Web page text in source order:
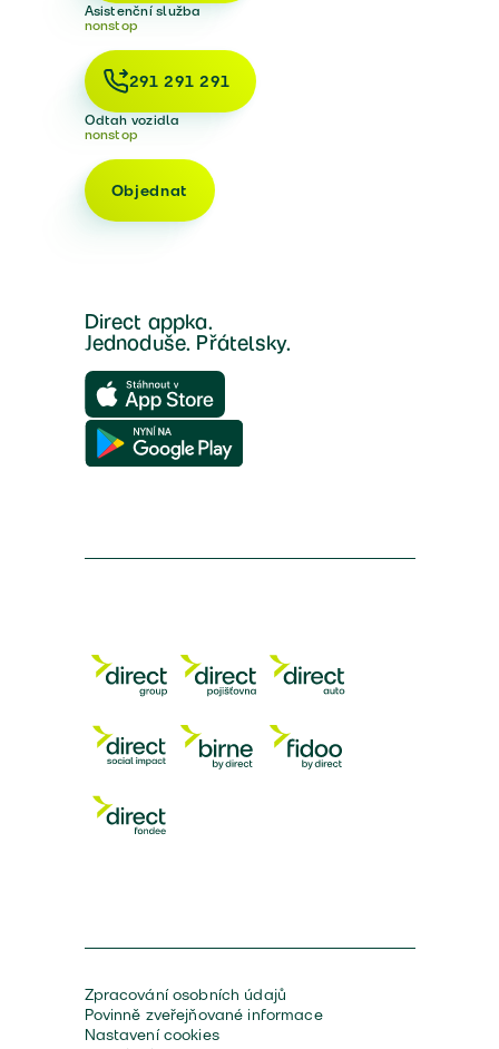
Asistenční služba
nonstop
291 291 291
Odtah vozidla
nonstop
Objednat
Direct appka.
Jednoduše. Přátelsky.
Zpracování osobních údajů
Povinně zveřejňované informace
Nastavení cookies